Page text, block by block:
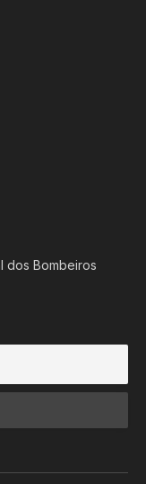
dos Bombeiros